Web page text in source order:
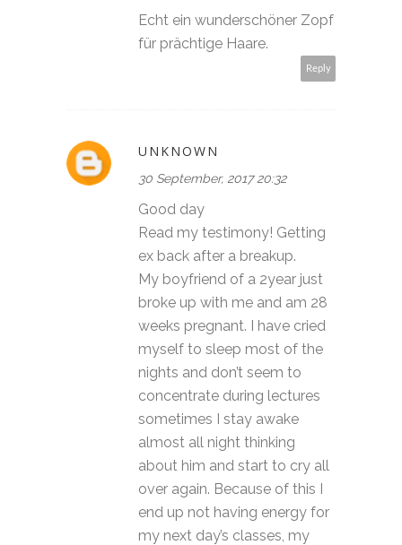
Echt ein wunderschöner Zopf
für prächtige Haare.
Reply
UNKNOWN
30 September, 2017 20:32
Good day
Read my testimony! Getting
ex back after a breakup.
My boyfriend of a 2year just
broke up with me and am 28
weeks pregnant. I have cried
myself to sleep most of the
nights and don’t seem to
concentrate during lectures
sometimes I stay awake
almost all night thinking
about him and start to cry all
over again. Because of this I
end up not having energy for
my next day’s classes, my